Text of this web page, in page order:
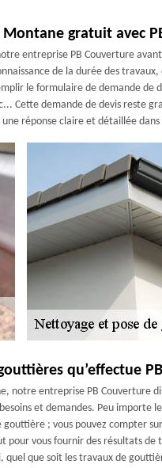
gratuit avec
entreprise PB Couverture
de la durée des
le formulaire de demande de
Cette demande de devis reste
réponse claire et détaillée dans
qu’effectue
notre entreprise PB Couverture
et demandes. Peu importe
; vous pouvez compter
pour vous fournir des résultats
que soit les travaux de